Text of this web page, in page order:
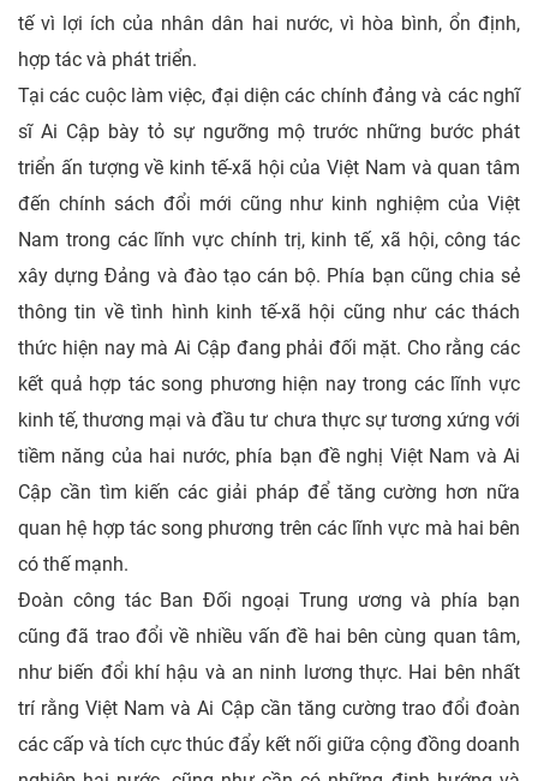
tế vì lợi ích của nhân dân hai nước, vì hòa bình, ổn định,
hợp tác và phát triển.
Tại các cuộc làm việc, đại diện các chính đảng và các nghĩ
sĩ Ai Cập bày tỏ sự ngưỡng mộ trước những bước phát
triển ấn tượng về kinh tế-xã hội của Việt Nam và quan tâm
đến chính sách đổi mới cũng như kinh nghiệm của Việt
Nam trong các lĩnh vực chính trị, kinh tế, xã hội, công tác
xây dựng Đảng và đào tạo cán bộ. Phía bạn cũng chia sẻ
thông tin về tình hình kinh tế-xã hội cũng như các thách
thức hiện nay mà Ai Cập đang phải đối mặt. Cho rằng các
kết quả hợp tác song phương hiện nay trong các lĩnh vực
kinh tế, thương mại và đầu tư chưa thực sự tương xứng với
tiềm năng của hai nước, phía bạn đề nghị Việt Nam và Ai
Cập cần tìm kiến các giải pháp để tăng cường hơn nữa
quan hệ hợp tác song phương trên các lĩnh vực mà hai bên
có thế mạnh.
Đoàn công tác Ban Đối ngoại Trung ương và phía bạn
cũng đã trao đổi về nhiều vấn đề hai bên cùng quan tâm,
như biến đổi khí hậu và an ninh lương thực. Hai bên nhất
trí rằng Việt Nam và Ai Cập cần tăng cường trao đổi đoàn
các cấp và tích cực thúc đẩy kết nối giữa cộng đồng doanh